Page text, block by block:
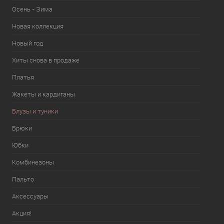
Осень - Зима
Новая коллекция
Новый год
Хиты снова в продаже
Платья
Жакеты и кардиганы
Блузы и туники
Брюки
Юбки
Комбинезоны
Пальто
Аксессуары
Акция!